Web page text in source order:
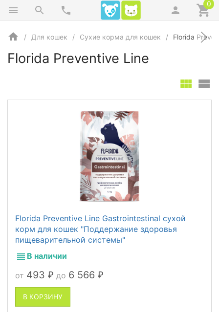
0
Для кошек Сухие корма для кошек Florida
Florida Preventive Line
Florida Preventive Line Gastrointestinal сухой
корм для кошек "Поддержание здоровья
пищеварительной системы"
В наличии
от 493 ₽ до 6 566 ₽
В КОРЗИНУ